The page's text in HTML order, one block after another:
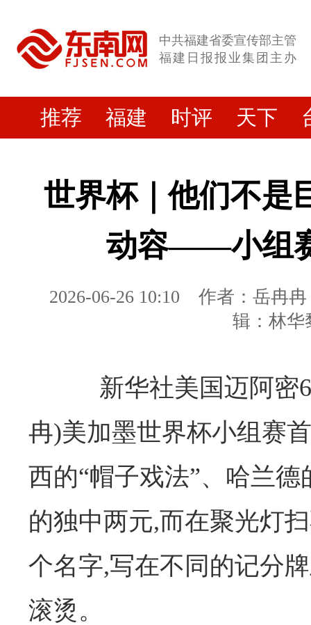
中共福建省委宣传部主管
福建日报报业集团主办
推荐 福建 时评 天下
世界杯｜他们不是
动容——小组
2026-06-26 10:10
作者：岳冉冉
辑：林华
新华社美国迈阿密6
冉)美加墨世界杯小组赛
西的“帽子戏法”、哈兰
的独中两元,而在聚光灯
个名字,写在不同的记分
滚烫。